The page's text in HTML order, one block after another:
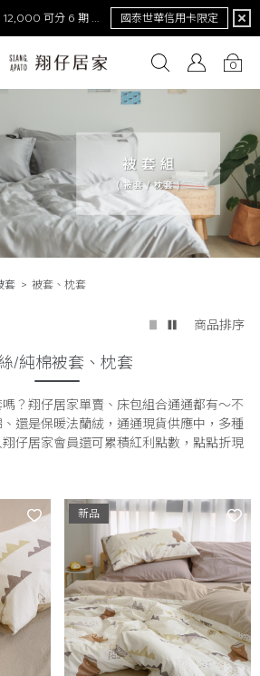
。重磅回歸 去年銷量破萬件！
0
# 涼墊 # 天絲 #
套 被套、枕套
商品排序
/純棉被套、枕套
？翔仔居家單賣、床包組合通通都有～不
還是保暖法蘭絨，通通現貨供應中，多種
仔居家會員還可累積紅利點數，點點折現
新品